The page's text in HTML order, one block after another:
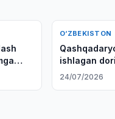
O‘ZBEKISTON
ishlagan
24/07/2026